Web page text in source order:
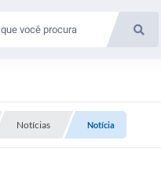
Notícias Notícia